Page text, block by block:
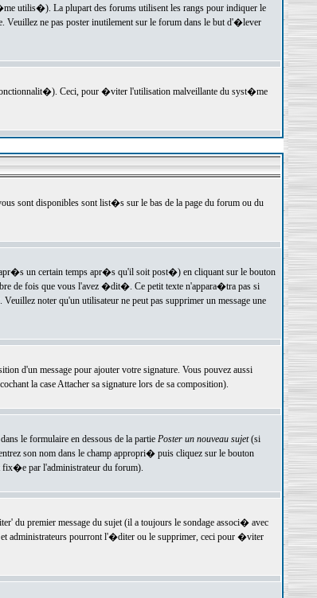
utilis�). La plupart des forums utilisent les rangs pour indiquer le
Veuillez ne pas poster inutilement sur le forum dans le but d'�lever
Ceci, pour �viter l'utilisation malveillante du syst�me
sont disponibles sont list�s sur le bas de la page du forum ou du
un certain temps apr�s qu'il soit post�) en cliquant sur le bouton
de fois que vous l'avez �dit�. Ce petit texte n'appara�tra pas si
noter qu'un utilisateur ne peut pas supprimer un message une
d'un message pour ajouter votre signature. Vous pouvez aussi
la case Attacher sa signature lors de sa composition).
le formulaire en dessous de la partie Poster un nouveau sujet(si
son nom dans le champ appropri� puis cliquez sur le bouton
fix�e par l'administrateur du forum).
du premier message du sujet (il a toujours le sondage associ� avec
administrateurs pourront l'�diter ou le supprimer, ceci pour �viter